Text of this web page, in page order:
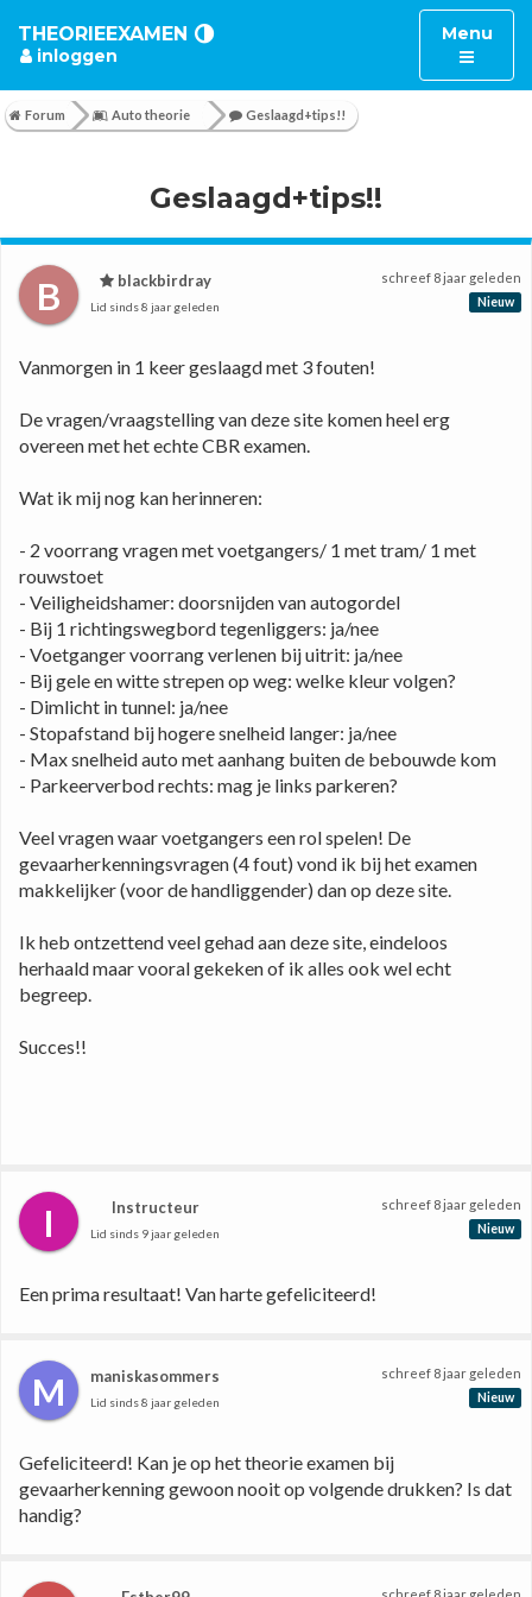
Toggle
THEORIEEXAMEN
inloggen
Forum Auto theorie Geslaagd+tips!!
Geslaagd+tips!!
schreef 8 jaar geleden
Nieuw
B blackbirdray
Lid sinds8 jaar geleden
Vanmorgen in 1 keer geslaagd met 3 fouten!
De vragen/vraagstelling van deze site komen heel erg
overeen met het echte CBR examen.
Wat ik mij nog kan herinneren:
- 2 voorrang vragen met voetgangers/ 1 met tram/ 1 met
rouwstoet
- Veiligheidshamer: doorsnijden van autogordel
- Bij 1 richtingswegbord tegenliggers: ja/nee
- Voetganger voorrang verlenen bij uitrit: ja/nee
- Bij gele en witte strepen op weg: welke kleur volgen?
- Dimlicht in tunnel: ja/nee
- Stopafstand bij hogere snelheid langer: ja/nee
- Max snelheid auto met aanhang buiten de bebouwde kom
- Parkeerverbod rechts: mag je links parkeren?
Veel vragen waar voetgangers een rol spelen! De
gevaarherkenningsvragen (4 fout) vond ik bij het examen
makkelijker (voor de handliggender) dan op deze site.
Ik heb ontzettend veel gehad aan deze site, eindeloos
herhaald maar vooral gekeken of ik alles ook wel echt
begreep.
Succes!!
schreef 8 jaar geleden
Nieuw
I Instructeur
Lid sinds 9 jaar geleden
Een prima resultaat! Van harte gefeliciteerd!
schreef 8 jaar geleden
Nieuw
M maniskasommers
Lid sinds8 jaar geleden
Gefeliciteerd! Kan je op het theorie examen bij
gevaarherkenning gewoon nooit op volgende drukken? Is dat
handig?